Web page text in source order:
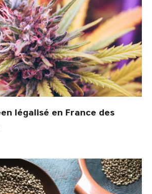
légalisé en France des